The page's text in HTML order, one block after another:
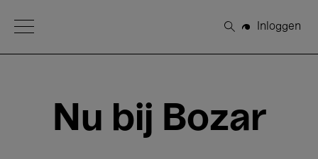
Open Menu
Zoeken
Inloggen
Nu bij Bozar